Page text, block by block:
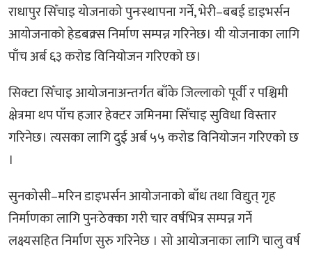
राधापुर सिँचाइ योजनाको पुनःस्थापना गर्ने, भेरी–बबई डाइभर्सन
आयोजनाको हेडबक्र्स निर्माण सम्पन्न गरिनेछ। यी योजनाका लागि
पाँच अर्ब ६३ करोड विनियोजन गरिएको छ।
सिक्टा सिँचाइ आयोजनाअन्तर्गत बाँके जिल्लाको पूर्वी र पश्चिमी
क्षेत्रमा थप पाँच हजार हेक्टर जमिनमा सिँचाइ सुविधा विस्तार
गरिनेछ। त्यसका लागि दुई अर्ब ५५ करोड विनियोजन गरिएको छ
।
सुनकोसी–मरिन डाइभर्सन आयोजनाको बाँध तथा विद्युत् गृह
निर्माणका लागि पुनःठेक्का गरी चार वर्षभित्र सम्पन्न गर्ने
लक्ष्यसहित निर्माण सुरु गरिनेछ । सो आयोजनाका लागि चालु वर्ष